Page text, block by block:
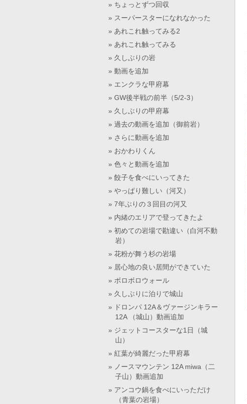
ちょっとずつ回収
スーパースターになれなかった
あれこれ触ってみる2
あれこれ触ってみる
久しぶりの岩
動画を追加
エンクラな甲府幕
GW後半戦の前半（5/2-3）
久しぶりの甲府幕
過去の動画を追加（御前岩）
さらに動画を追加
おかわりくん
色々と動画を追加
餃子を食べにいってきた
やっぱり難しい（河又）
7年ぶりの３回目の河又
内緒のエリアで登ってきたよ
初めての岩場で勘違い（白河不動
岩）
花粉が舞う杉の岩場
居心地の良い居間ができていた
ボロボロウォール
久しぶりに泊りで城山
ドロンパ 12A＆ヴァージンキラー
12A （城山）動画追加
ジェットコースターな1日（城
山）
紅葉が綺麗だった甲府幕
ノースマウンテン 12A miwa（二
子山）動画追加
アンコウ鍋を食べにいっただけ
（青葉の岩場）